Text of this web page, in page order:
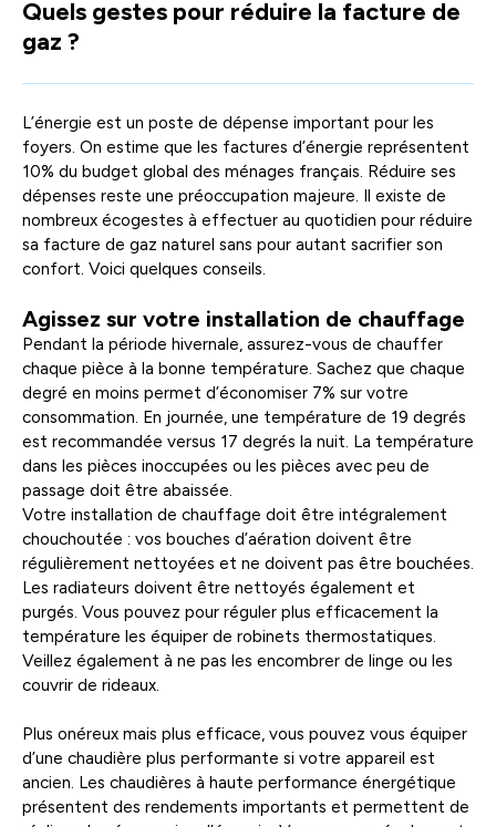
Quels gestes pour réduire la facture de
gaz ?
L’énergie est un poste de dépense important pour les
foyers. On estime que les factures d’énergie représentent
10% du budget global des ménages français. Réduire ses
dépenses reste une préoccupation majeure. Il existe de
nombreux écogestes à effectuer au quotidien pour réduire
sa facture de gaz naturel sans pour autant sacrifier son
confort. Voici quelques conseils.
Agissez sur votre installation de chauffage
Pendant la période hivernale, assurez-vous de chauffer
chaque pièce à la bonne température. Sachez que chaque
degré en moins permet d’économiser 7% sur votre
consommation. En journée, une température de 19 degrés
est recommandée versus 17 degrés la nuit. La température
dans les pièces inoccupées ou les pièces avec peu de
passage doit être abaissée.
Votre installation de chauffage doit être intégralement
chouchoutée : vos bouches d’aération doivent être
régulièrement nettoyées et ne doivent pas être bouchées.
Les radiateurs doivent être nettoyés également et
purgés. Vous pouvez pour réguler plus efficacement la
température les équiper de robinets thermostatiques.
Veillez également à ne pas les encombrer de linge ou les
couvrir de rideaux.
Plus onéreux mais plus efficace, vous pouvez vous équiper
d’une chaudière plus performante si votre appareil est
ancien. Les chaudières à haute performance énergétique
présentent des rendements importants et permettent de